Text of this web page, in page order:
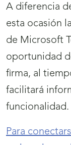
A diferencia
esta ocasión
de Microsoft
oportunidad
firma, al
facilitará
funcionalidad.
Para